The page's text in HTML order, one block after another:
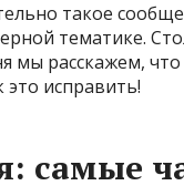
такое
тематике.
мы расскажем,
исправить!
самые